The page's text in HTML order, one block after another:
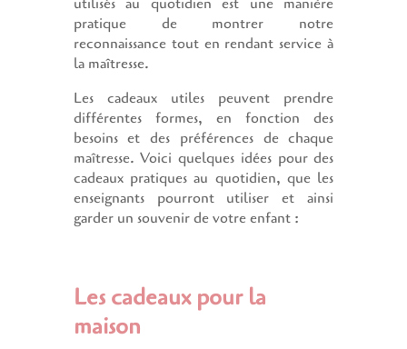
pratique de montrer notre
reconnaissance tout en rendant service à
la maîtresse.
Les cadeaux utiles peuvent prendre
différentes formes, en fonction des
besoins et des préférences de chaque
maîtresse. Voici quelques idées pour des
cadeaux pratiques au quotidien, que les
enseignants pourront utiliser et ainsi
garder un souvenir de votre enfant :
Les cadeaux pour la
maison